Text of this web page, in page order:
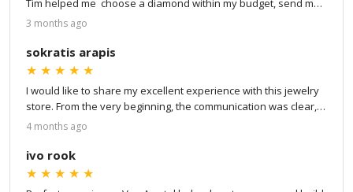
smoothly, and the result is absolutely stunning. I couldn’t be
happier — I highly recommend Tim and Van Amstel Diamond!
Tim helped me  choose a diamond within my budget, send me
a video once the diamond was ready, and send me the ring
I highly recommend !
3 months ago
sokratis arapis
★ ★ ★ ★ ★
I would like to share my excellent experience with this jewelry
store. From the very beginning, the communication was clear,
professional, and very helpful. Tim was extremely kind,
making everything smooth and easy.
4 months ago
ivo rook
★ ★ ★ ★ ★